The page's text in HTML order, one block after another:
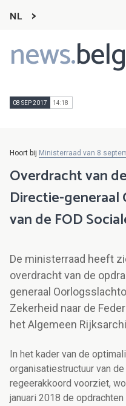
NL
news.
Main
navigation
08 SEP 2017 14:18
Hoort bij Ministerraad van 8
Overdracht van
Directie-
van de FOD
De ministerraad heeft
overdracht van de
generaal
Zekerheid naar de
het Algemeen
In het kader van de
organisatiestructuur van
regeerakkoord voorziet,
januari 2018 de